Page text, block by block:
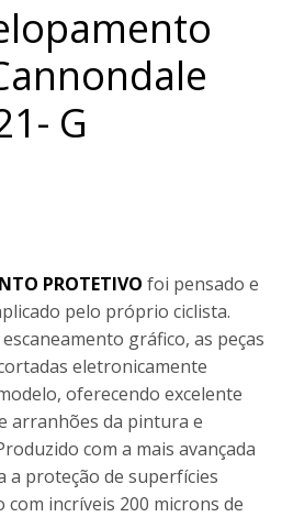
G
PROTETIVO foi pensado e
pelo próprio ciclista.
gráfico, as peças
eletronicamente
oferecendo excelente
arranhões da pintura e
com a mais avançada
a proteção de superfícies
incríveis 200 microns de